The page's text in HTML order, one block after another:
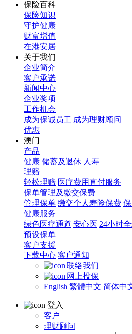
保险百科
保险知识
守护健康
财富增值
在港安居
关于我们
企业简介
客户承诺
新闻中心
企业奖项
工作机会
成为保诚员工 成为理财顾问
优惠
澳门
产品
健康 储蓄及退休 人寿
理赔
轻松理赔 医疗费用直付服务
保单管理及缴交保费
管理保单 缴交个人寿险保费
健康服务
绿色医疗通道 安心医 24小时
预设保单
客户支援
下载中心 客户通知
联络我们
网上投保
English 繁體中文 简体中
登入
客户
理财顾问